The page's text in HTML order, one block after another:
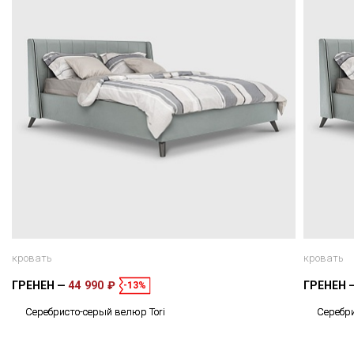
кровать
ГРЕНЕН 44 990 ₽ -13%
Серебристо-серый велюр Tori
кровать
ГРЕНЕН